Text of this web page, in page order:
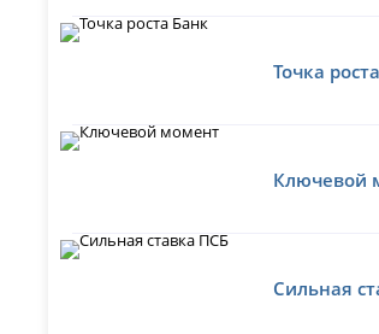
Точка
Ключевой
Сильная